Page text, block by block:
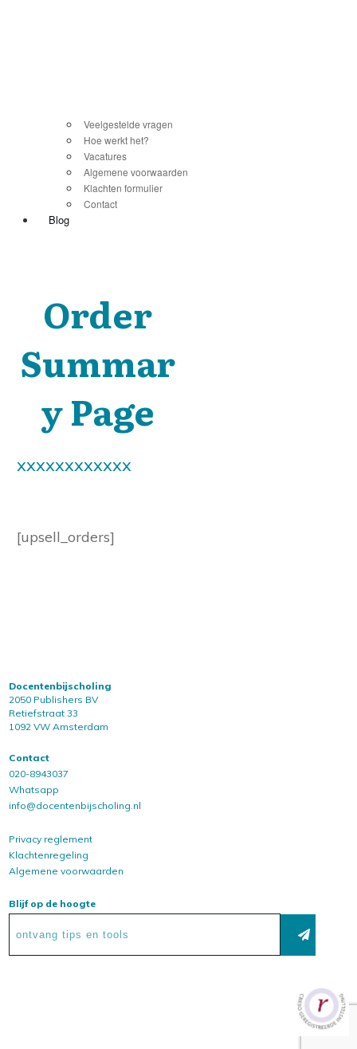
Veelgestelde vragen
Hoe werkt het?
Vacatures
Algemene voorwaarden
Klachten formulier
Contact
Blog
Order
Summar
y Page
xxxxxxxxxxxx
[upsell_orders]
Docentenbijscholing
2050 Publishers BV
Retiefstraat 33
1092 VW Amsterdam
Contact
020-8943037
Whatsapp
info@docentenbijscholing.nl
Privacy reglement
Klachtenregeling
Algemene voorwaarden
Blijf op de hoogte